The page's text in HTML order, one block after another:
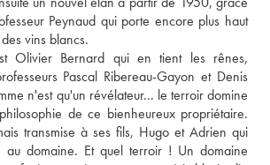
Peynaud qui porte encore plus haut
vins blancs.
Olivier Bernard qui en tient les rênes,
Pascal Ribereau-Gayon et Denis
n'est qu'un révélateur... le terroir domine
de ce bienheureux propriétaire.
transmise à ses fils, Hugo et Adrien qui
au domaine. Et quel terroir ! Un domaine